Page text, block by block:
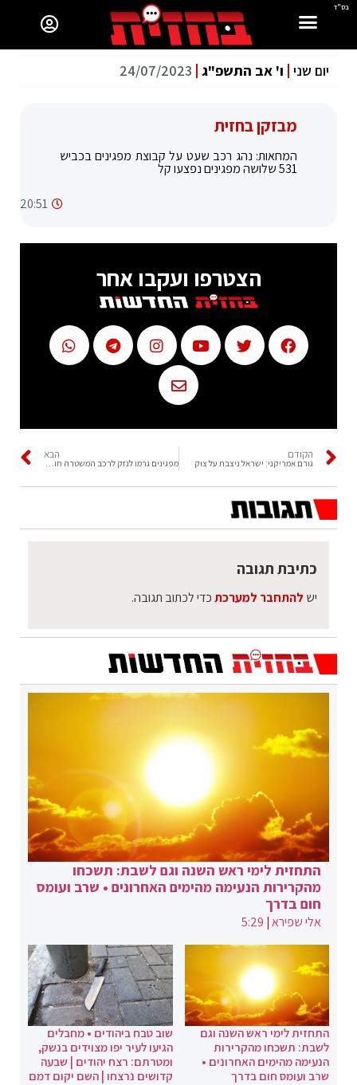
בס"ד
יום שני ו' אב התשפ"ג 24/07/2023
מבזקן בחזית
המחאות: נהג רכב שעט על קבוצת מפגינים בכביש
531 שלושה מפגינים נפצעו קל
20:51
הצטרפו ועקבו אחר
הקודם
גורם אמריקני: ישראל ניצבת על צוק
הבא
כתיבת תגובה
יש להתחבר למערכתכדי לכתוב תגובה.
התחזית לימי ראש השנה וגם לשבת: תשכחו
מהקרירות הנעימה מהימים האחרונים • שרב ועומס
חום בדרך
אלי שפירא|
5:29
התחזית לימי ראש השנה וגם
לשבת: תשכחו מהקרירות
הנעימה מהימים האחרונים •
שרב ועומס חום בדרך
שוב טבח ביהודים • מחבלים
הגיעו לעיר יפו מצוידים בנשק,
ומטרתם: רצח יהודים | שבעה
קדושים נרצחו | השם יקום דמם